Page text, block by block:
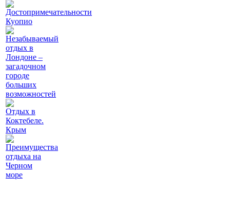
Достопримечательности
Куопио
Незабываемый
отдых в
Лондоне –
загадочном
городе
больших
возможностей
Отдых в
Коктебеле.
Крым
Преимущества
отдыха на
Черном
море